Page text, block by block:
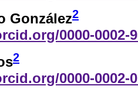
González2
0000-0002-
2
0000-0002-